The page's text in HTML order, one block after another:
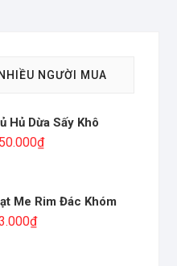
NGƯỜI MUA
Hủ Dừa Sấy Khô
₫
Me Rim Đác Khóm
₫